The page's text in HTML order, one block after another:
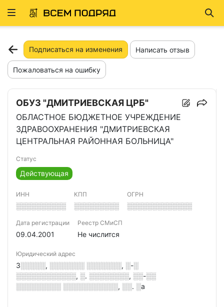
Развернуть
Подписаться на изменения Написать отзыв
Пожаловаться на ошибку
ОБУЗ "ДМИТРИЕВСКАЯ ЦРБ"
ОБЛАСТНОЕ БЮДЖЕТНОЕ УЧРЕЖДЕНИЕ
ЗДРАВООХРАНЕНИЯ "ДМИТРИЕВСКАЯ
ЦЕНТРАЛЬНАЯ РАЙОННАЯ БОЛЬНИЦА"
Статус
Действующая
ИНН
░░░░░░░░░░
КПП
░░░░░░░░░
ОГРН
░░░░░░░░░░░░░
Дата регистрации
09.04.2001
Реестр СМиСП
Не числится
Юридический адрес
3░░░░░, ░░░░░░░ ░░░░░░░, ░-░
░░░░░░░░░░░░, ░. ░░░░░░░░, ░░-░░
░░░░░░░░░ ░░░░░░░░░░░, ░░. ░а